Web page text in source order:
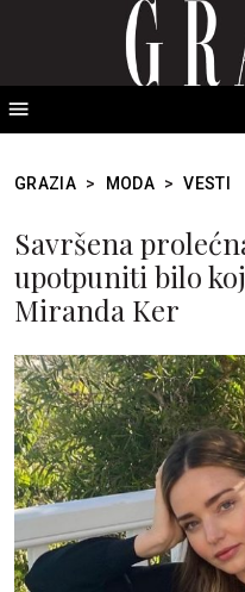
GRAZIA > MODA > VESTI
Savršena
upotpuniti bilo
Miranda Ker